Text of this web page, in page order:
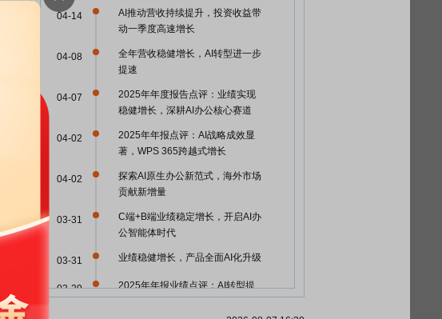
AI推动营收持续提升，投资收益带
动一季度高速增长
04-14
全年营收稳健增长，AI转型进一步
提速
04-08
2025年年度报告点评：业绩实现
稳健增长，深耕AI办公核心赛道
04-07
2025年年报点评：AI战略成效显
著，WPS 365跨越式增长
04-02
探索AI原生办公新范式，海外市场
贡献新增量
04-02
C端+B端业绩稳定增长，开启AI办
公智能体时代
03-31
业绩稳健增长，产品全面AI化升级
03-31
2025年年报业绩点评：AI转型提
03-29